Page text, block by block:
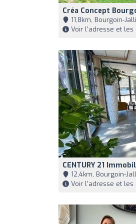
Créa Concept
11,8km, Bourgoin-
Voir l'adresse et les
CENTURY 21
12,4km, Bourgoin-
Voir l'adresse et les